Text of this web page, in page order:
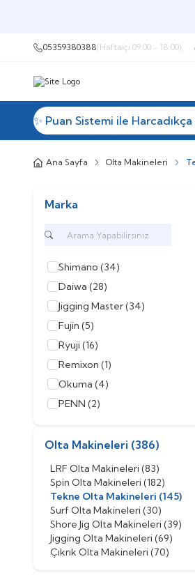
05359380388(Haftaiçi 09:00 - 18:00)
✨ Puan Sistemi ile Harcadıkça
Ana Sayfa Olta Makineleri
Marka
Shimano (34)
Daiwa (28)
Jigging Master(34)
Fujin (5)
Ryuji(16)
Remixon (1)
Okuma (4)
PENN (2)
Banax(1)
Bauer
(2)
Caretta(2)
Effe(2)
Ryobi(2)
SEA HORSE(4)
Tica (3)
Olta Makineleri (386)
LRF Olta Makineleri(83)
Spin Olta Makineleri(182)
Tekne Olta Makineleri (145)
Surf Olta Makineleri(30)
Shore Jig Olta Makineleri(39)
Jigging Olta Makineleri(69)
Çıkrık Olta Makineleri(70)